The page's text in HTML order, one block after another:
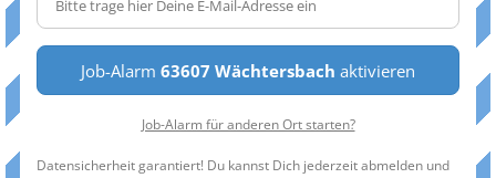
Job-Alarm 63607 Wächtersbach aktivieren
Job-Alarm für anderen Ort starten?
Datensicherheit garantiert! Du kannst Dich jederzeit abmelden und